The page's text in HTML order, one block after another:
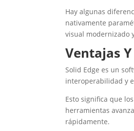
Hay algunas
nativamente
visual modernizado
Ventajas
Solid Edge es un
interoperabilidad y
Esto significa que
herramientas
rápidamente.